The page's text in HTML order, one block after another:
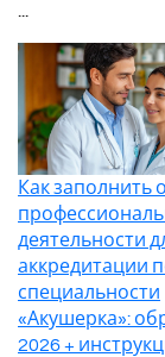
...
Как заполнить
деятельности
аккредитации
специальности
«Акушерка»:
2026 +